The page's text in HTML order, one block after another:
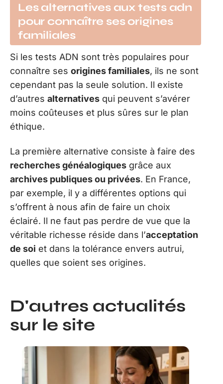
Les alternatives aux tests adn
pour connaître ses origines
familiales
Si les tests ADN sont très populaires pour
connaître ses origines familiales, ils ne sont
cependant pas la seule solution. Il existe
d’autres alternatives qui peuvent s’avérer
moins coûteuses et plus sûres sur le plan
éthique.
La première alternative consiste à faire des
recherches généalogiques grâce aux
archives publiques ou privées. En France,
par exemple, il y a différentes options qui
s’offrent à nous afin de faire un choix
éclairé. Il ne faut pas perdre de vue que la
véritable richesse réside dans l’acceptation
de soi et dans la tolérance envers autrui,
quelles que soient ses origines.
D'autres actualités
sur le site